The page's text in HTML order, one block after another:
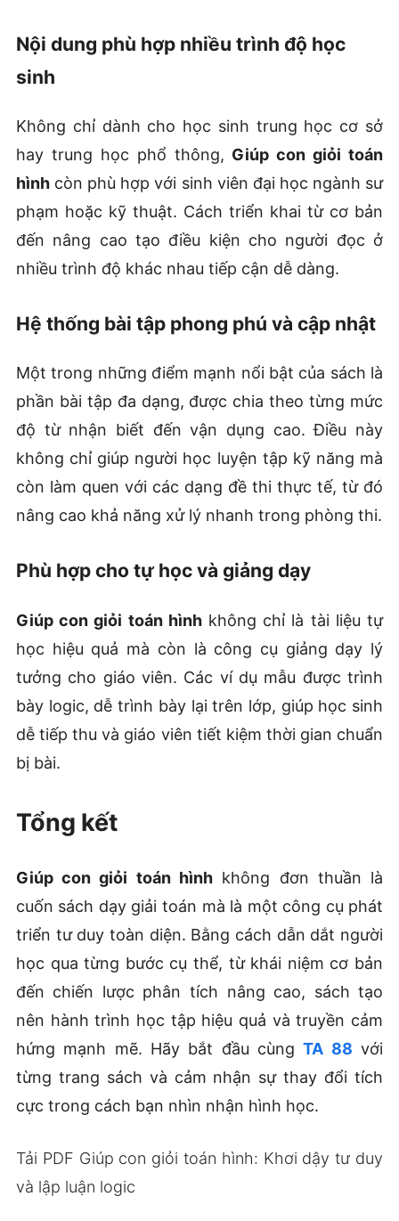
Nội dung phù hợp nhiều trình độ học
sinh
Không chỉ dành cho học sinh trung học cơ sở
hay trung học phổ thông, Giúp con giỏi toán
hìnhcòn phù hợp với sinh viên đại học ngành sư
phạm hoặc kỹ thuật. Cách triển khai từ cơ bản
đến nâng cao tạo điều kiện cho người đọc ở
nhiều trình độ khác nhau tiếp cận dễ dàng.
Hệ thống bài tập phong phú và cập nhật
Một trong những điểm mạnh nổi bật của sách là
phần bài tập đa dạng, được chia theo từng mức
độ từ nhận biết đến vận dụng cao. Điều này
không chỉ giúp người học luyện tập kỹ năng mà
còn làm quen với các dạng đề thi thực tế, từ đó
nâng cao khả năng xử lý nhanh trong phòng thi.
Phù hợp cho tự học và giảng dạy
Giúp con giỏi toán hìnhkhông chỉ là tài liệu tự
học hiệu quả mà còn là công cụ giảng dạy lý
tưởng cho giáo viên. Các ví dụ mẫu được trình
bày logic, dễ trình bày lại trên lớp, giúp học sinh
dễ tiếp thu và giáo viên tiết kiệm thời gian chuẩn
bị bài.
Tổng kết
Giúp con giỏi toán hình không đơn thuần là
cuốn sách dạy giải toán mà là một công cụ phát
triển tư duy toàn diện. Bằng cách dẫn dắt người
học qua từng bước cụ thể, từ khái niệm cơ bản
đến chiến lược phân tích nâng cao, sách tạo
nên hành trình học tập hiệu quả và truyền cảm
hứng mạnh mẽ. Hãy bắt đầu cùngTA 88 với
từng trang sách và cảm nhận sự thay đổi tích
cực trong cách bạn nhìn nhận hình học.
Tải PDF Giúp con giỏi toán hình: Khơi dậy tư duy
và lập luận logic